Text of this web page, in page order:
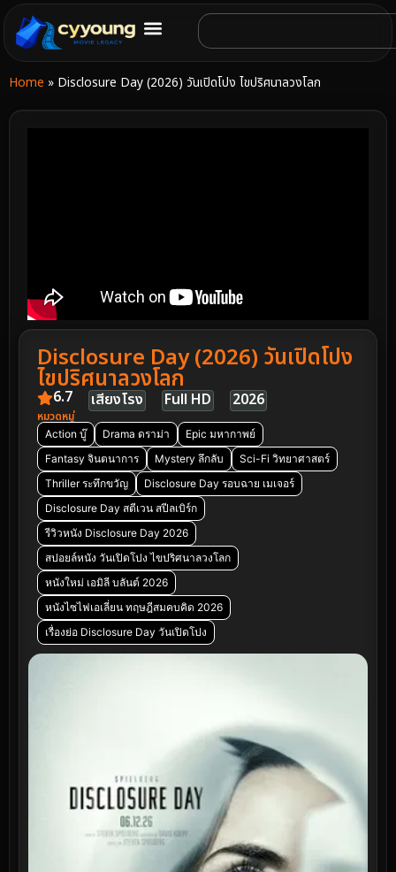
Home » Disclosure Day (2026) วันเปิดโปง ไขปริศนาลวงโลก
Disclosure Day (2026) วันเปิดโปง
ไขปริศนาลวงโลก
6.7 เสียงโรง Full HD 2026
หมวดหมู่
Action บู๊ Drama ดราม่า
Epic มหากาพย์
Fantasy จินตนาการ
Mystery ลึกลับ
Sci-Fi วิทยาศาสตร์
Thriller ระทึกขวัญ
Disclosure Day รอบฉาย เมเจอร์
Disclosure Day สตีเวน สปีลเบิร์ก
รีวิวหนัง Disclosure Day 2026
สปอยล์หนัง วันเปิดโปง ไขปริศนาลวงโลก
หนังใหม่ เอมิลี บลันต์ 2026
หนังไซไฟเอเลี่ยน ทฤษฎีสมคบคิด 2026
เรื่องย่อ Disclosure Day วันเปิดโปง